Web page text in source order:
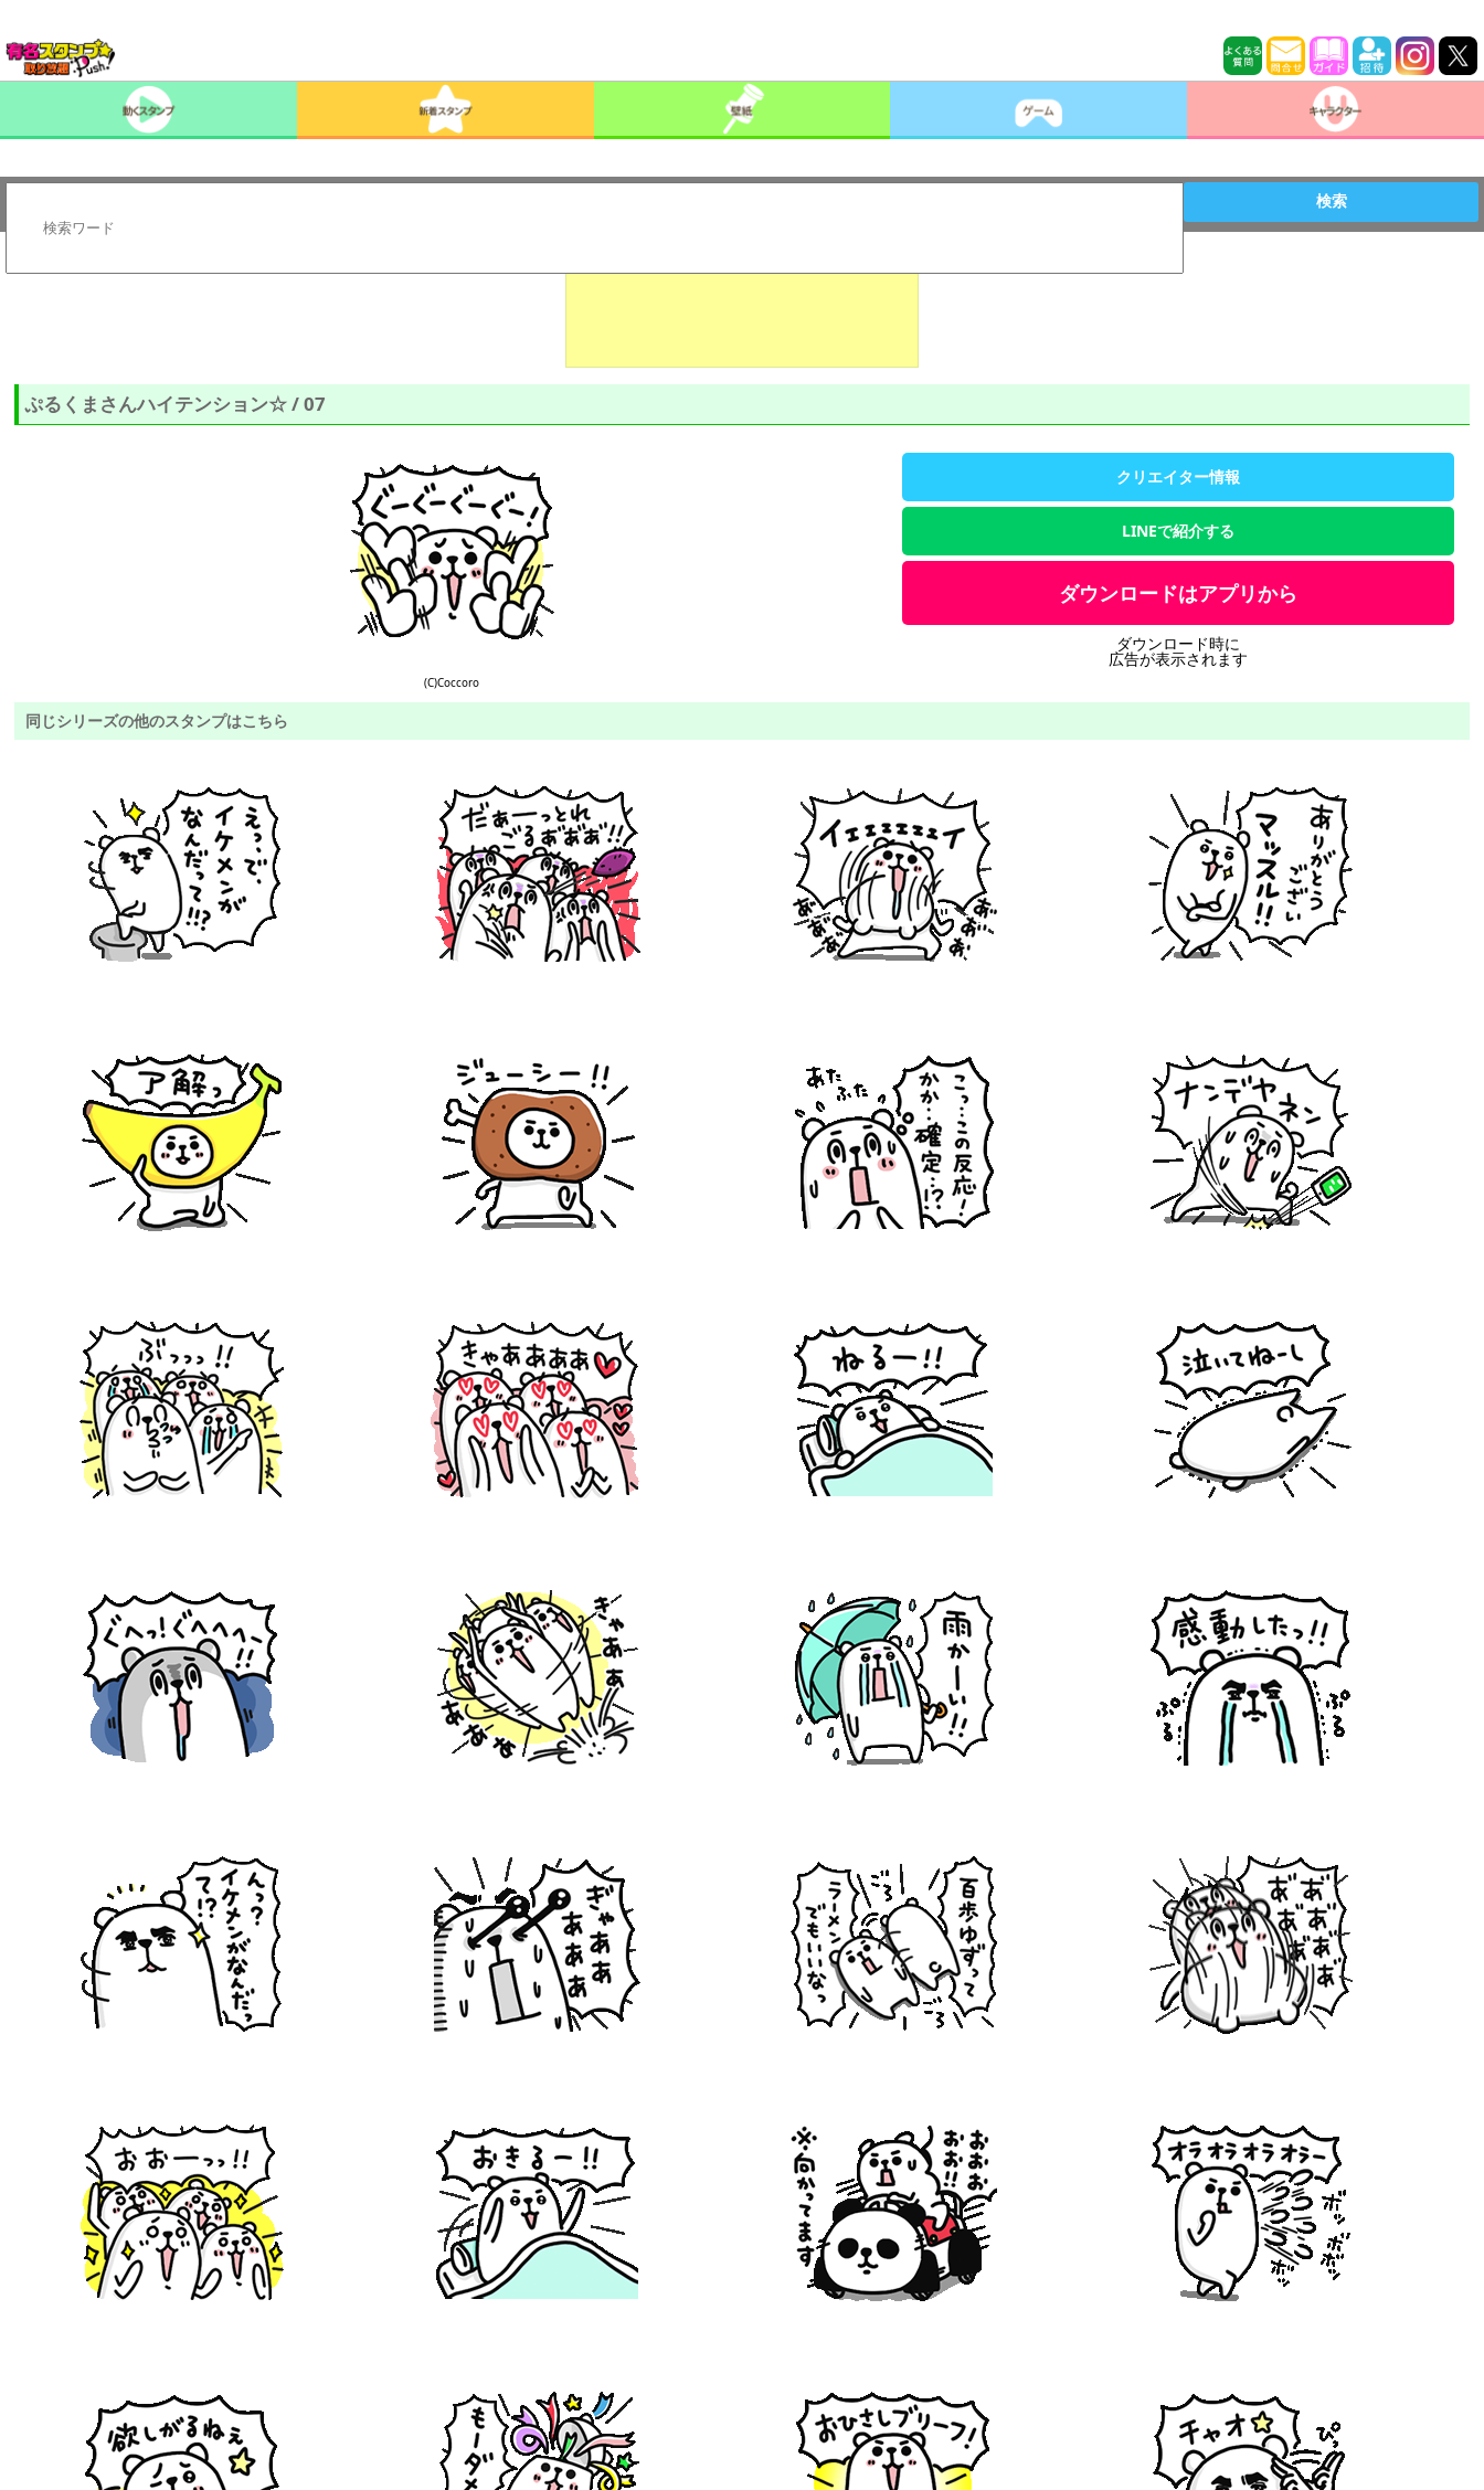
検索
ぷるくまさんハイテンション☆ / 07
(C)Coccoro
クリエイター情報
LINEで紹介する
ダウンロードはアプリから
ダウンロード時に
広告が表示されます
同じシリーズの他のスタンプはこちら